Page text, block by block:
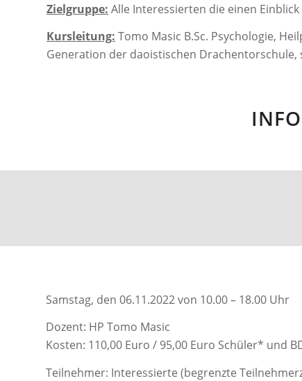
Zielgruppe: Alle Interessierten die einen
Kursleitung: Tomo Masic B.Sc. Psychologie,
Generation der daoistischen
Samstag, den 06.11.2022 von 10.00 – 18.00 Uhr
Dozent: HP Tomo Masic
Kosten: 110,00 Euro / 95,00 Euro Schüler* und
Teilnehmer: Interessierte (begrenzte